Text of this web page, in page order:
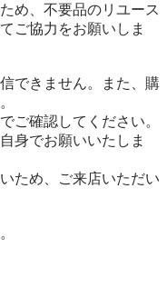
め、不要品のリユース
ご協力をお願いしま
できません。また、購
ご確認してください。
身でお願いいたしま
ため、ご来店いただい